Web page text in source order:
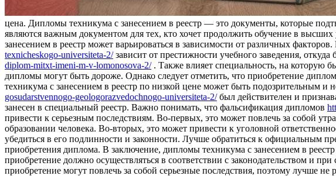
цена. Дипломы техникума с занесением в реестр — это документы, которые
являются важным документом для тех, кто хочет продолжить обучение в
занесением в реестр может варьироваться в зависимости от различных
texnicheskogo-universiteta-2/зависит от престижности учебного заведения,
diplom-mitxt-imeni-m-v-lomonosova-2/. Также влияет специальность, на которую
дипломы могут быть дороже. Однако следует отметить, что приобретение
техникума с занесением в реестр по низкой цене может быть подозрительным
gosudarstvennogo-geologorazvedochnogo-universiteta-2/был действителен и
занесен в специальный реестр. Важно понимать, что фальсификация дипломов
привести к серьезным последствиям. Во-первых, это может повлечь за собой
образовании человека. Во-вторых, это может привести к уголовной
убедиться в его подлинности и законности. Лучше обратиться к официальным
приобретения диплома. В заключение, дипломы техникума с занесением в
приобретение должно осуществляться в соответствии с законодательством и
приобретение могут повлечь за собой серьезные последствия, поэтому лучше